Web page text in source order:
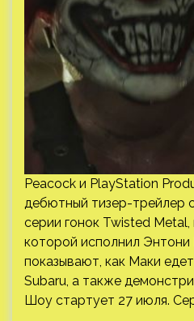
Peacock и PlayStation
дебютный тизер-трейлер
серии гонок Twisted Metal,
которой исполнил
показывают, как Маки
Subaru, а также
Шоу стартует 27 июля.